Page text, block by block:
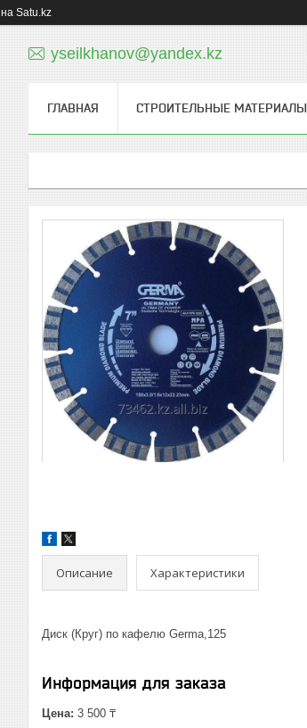
на Satu.kz
yseilkhanov@yandex.kz
ГЛАВНАЯ СТРОИТЕЛЬНЫЕ МАТЕРИАЛЫ
Описание Характеристики
Диск (Круг) по кафелю Germa,125
Информация для заказа
Цена: 3 500 ₸